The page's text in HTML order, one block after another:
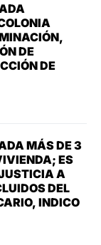
DE
DE
MÁS DE 3
ES
A
DEL
INDICO